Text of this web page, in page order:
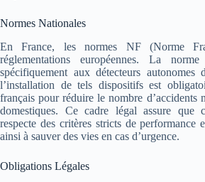
Normes Nationales
En France, les normes NF (Norme
réglementations européennes. La
spécifiquement aux détecteurs
l’installation de tels dispositifs est
français pour réduire le nombre d’accidents
domestiques. Ce cadre légal assure que
respecte des critères stricts de
ainsi à sauver des vies en cas d’urgence.
Obligations Légales